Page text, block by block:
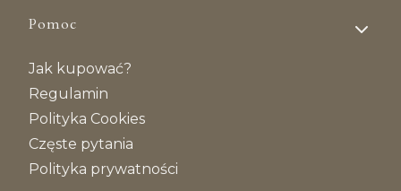
Pomoc
Jak kupować?
Regulamin
Polityka Cookies
Częste pytania
Polityka prywatności